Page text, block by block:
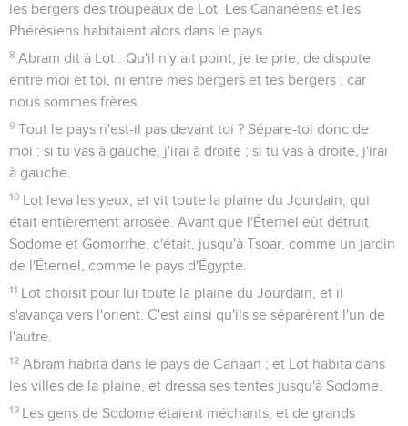
les bergers des troupeaux de Lot. Les Cananéens et les
Phérésiens habitaient alors dans le pays.
8 Abram dit à Lot : Qu'il n'y ait point, je te prie, de dispute
entre moi et toi, ni entre mes bergers et tes bergers ; car
nous sommes frères.
9 Tout le pays n'est-il pas devant toi ? Sépare-toi donc de
moi : si tu vas à gauche, j'irai à droite ; si tu vas à droite, j'irai
à gauche.
10 Lot leva les yeux, et vit toute la plaine du Jourdain, qui
était entièrement arrosée. Avant que l'Éternel eût détruit
Sodome et Gomorrhe, c'était, jusqu'à Tsoar, comme un jardin
de l'Éternel, comme le pays d'Égypte.
11 Lot choisit pour lui toute la plaine du Jourdain, et il
s'avança vers l'orient. C'est ainsi qu'ils se séparèrent l'un de
l'autre.
12 Abram habita dans le pays de Canaan ; et Lot habita dans
les villes de la plaine, et dressa ses tentes jusqu'à Sodome.
13 Les gens de Sodome étaient méchants, et de grands